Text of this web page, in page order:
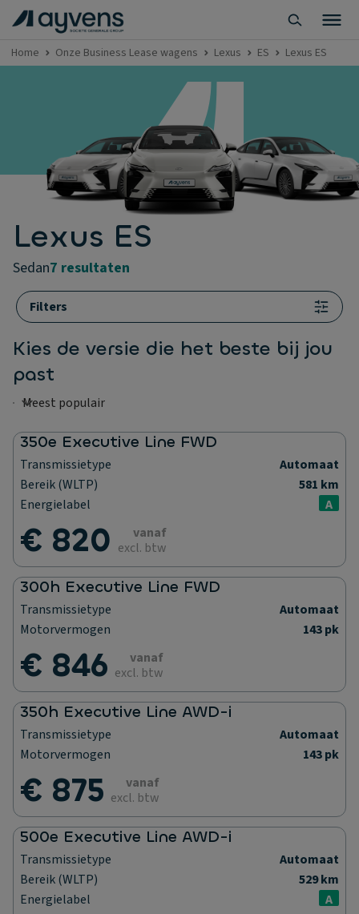
Home Onze Business Lease wagens Lexus ES Lexus ES
Lexus ES
sedan7 resultaten
Filters
Kies de versie die het beste bij jou
past
350e Executive Line FWD
Transmissietype
Automaat
Bereik (WLTP)
581 km
Energielabel
A
€ 820
vanaf
excl. btw
300h Executive Line FWD
Transmissietype
Automaat
Motorvermogen
143 pk
€ 846
vanaf
excl. btw
350h Executive Line AWD-i
Transmissietype
Automaat
Motorvermogen
143 pk
€ 875
vanaf
excl. btw
500e Executive Line AWD-i
Transmissietype
Automaat
Bereik (WLTP)
529 km
Energielabel
A